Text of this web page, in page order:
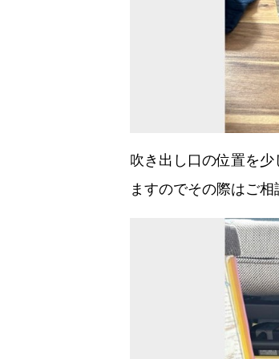
吹き出し口の位置を
ますのでその際はご